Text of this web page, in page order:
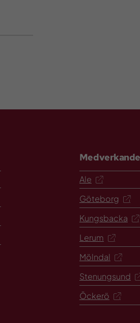
Ale
Göteborg
Kungsbacka
Lerum
Mölndal
Stenungsund
Öckerö